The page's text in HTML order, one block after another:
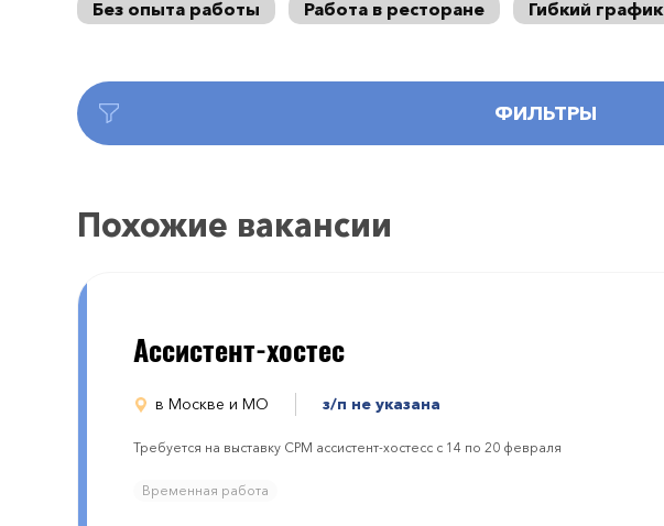
Без опыта работы Работа в ресторане Гибкий график
ФИЛЬТРЫ
Похожие вакансии
Ассистент-хостес
в Москве и МО з/п не указана
Требуется на выставку СРМ ассистент-хостесс с 14 по 20 февраля
Временная работа